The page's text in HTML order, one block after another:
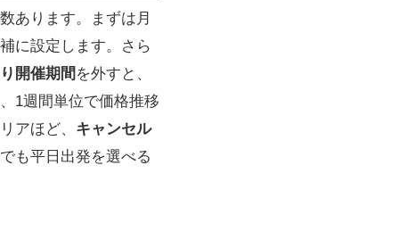
あります。まずは月
に設定します。さら
開催期間 を外すと、
1週間単位で価格推移
アほど、 キャンセル
も平日出発を選べる